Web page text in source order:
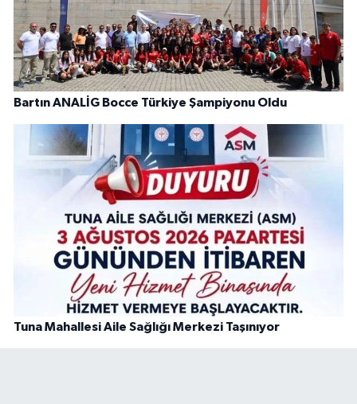
Bartın ANALİG Bocce Türkiye Şampiyonu Oldu
Tuna Mahallesi Aile Sağlığı Merkezi Taşınıyor